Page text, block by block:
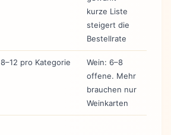
kurze Liste
steigert die
Bestellrate
8–12 pro Kategorie
Wein: 6–8
offene. Mehr
brauchen nur
Weinkarten